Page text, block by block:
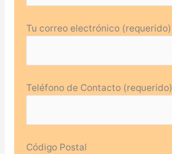
Tu correo electrónico (requerido)
Teléfono de Contacto (requerido)
Código Postal